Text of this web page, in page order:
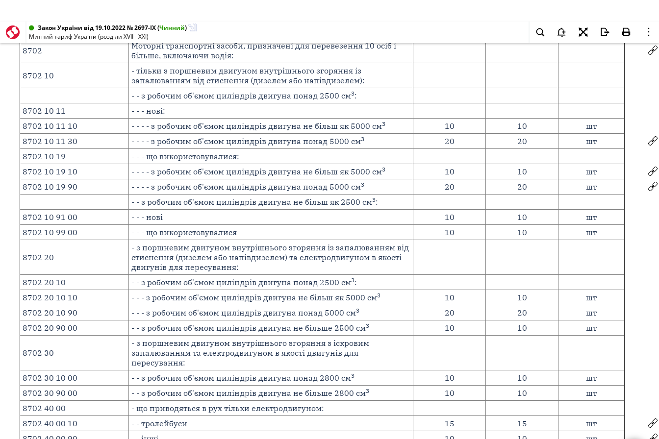
Закон України від 19.10.2022 № 2697-IX(Чинний)
Митний тариф України (розділи XVII - XXI)